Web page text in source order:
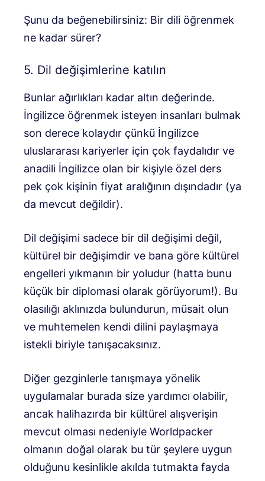
Şunu da beğenebilirsiniz: Bir dili öğrenmek
ne kadar sürer?
5. Dil değişimlerine katılın
Bunlar ağırlıkları kadar altın değerinde.
İngilizce öğrenmek isteyen insanları bulmak
son derece kolaydır çünkü İngilizce
uluslararası kariyerler için çok faydalıdır ve
anadili İngilizce olan bir kişiyle özel ders
pek çok kişinin fiyat aralığının dışındadır (ya
da mevcut değildir).
Dil değişimi sadece bir dil değişimi değil,
kültürel bir değişimdir ve bana göre kültürel
engelleri yıkmanın bir yoludur (hatta bunu
küçük bir diplomasi olarak görüyorum!). Bu
olasılığı aklınızda bulundurun, müsait olun
ve muhtemelen kendi dilini paylaşmaya
istekli biriyle tanışacaksınız.
Diğer gezginlerle tanışmaya yönelik
uygulamalar burada size yardımcı olabilir,
ancak halihazırda bir kültürel alışverişin
mevcut olması nedeniyle Worldpacker
olmanın doğal olarak bu tür şeylere uygun
olduğunu kesinlikle akılda tutmakta fayda